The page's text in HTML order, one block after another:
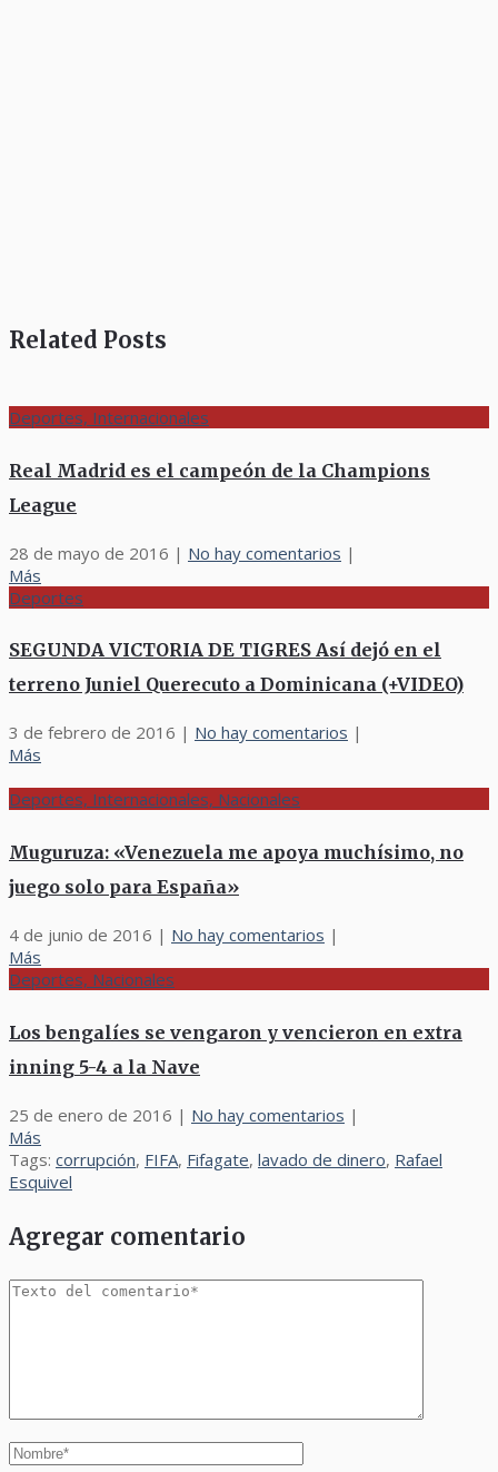
Related Posts
Deportes, Internacionales
Real Madrid es el campeón de la Champions
League
28 de mayo de 2016 | No hay comentarios |
Más
Deportes
SEGUNDA VICTORIA DE TIGRES Así dejó en el
terreno Juniel Querecuto a Dominicana (+VIDEO)
3 de febrero de 2016 | No hay comentarios |
Más
Deportes, Internacionales, Nacionales
Muguruza: «Venezuela me apoya muchísimo, no
juego solo para España»
4 de junio de 2016 | No hay comentarios |
Más
Deportes, Nacionales
Los bengalíes se vengaron y vencieron en extra
inning 5-4 a la Nave
25 de enero de 2016 | No hay comentarios |
Más
Tags: corrupción, FIFA, Fifagate, lavado de dinero, Rafael
Esquivel
Agregar comentario